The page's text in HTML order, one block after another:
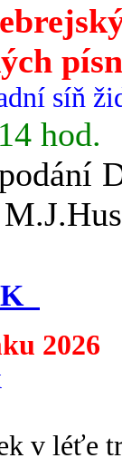
síň
hod.
2026
v léťe